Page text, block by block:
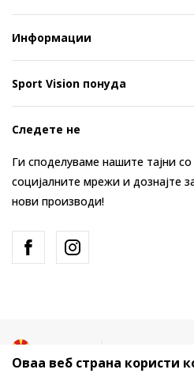
Информации
Sport Vision понуда
Следете не
Ги споделуваме нашите тајни
социјалните мрежи и дознајте
нови производи!
Оваа веб страна користи